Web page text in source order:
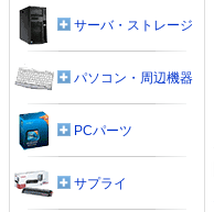
サーバ・ストレージ
パソコン・周辺機器
PCパーツ
サプライ